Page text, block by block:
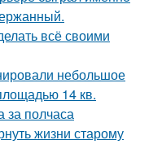
всё своими
небольшое
14 кв.
за полчаса
жизни старому